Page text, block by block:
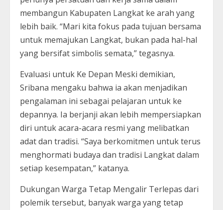
membangun Kabupaten Langkat ke arah yang
lebih baik. “Mari kita fokus pada tujuan bersama
untuk memajukan Langkat, bukan pada hal-hal
yang bersifat simbolis semata,” tegasnya.
Evaluasi untuk Ke Depan Meski demikian,
Sribana mengaku bahwa ia akan menjadikan
pengalaman ini sebagai pelajaran untuk ke
depannya. Ia berjanji akan lebih mempersiapkan
diri untuk acara-acara resmi yang melibatkan
adat dan tradisi. “Saya berkomitmen untuk terus
menghormati budaya dan tradisi Langkat dalam
setiap kesempatan,” katanya.
Dukungan Warga Tetap Mengalir Terlepas dari
polemik tersebut, banyak warga yang tetap